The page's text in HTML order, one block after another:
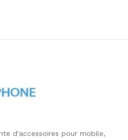
d'accessoires pour mobile,